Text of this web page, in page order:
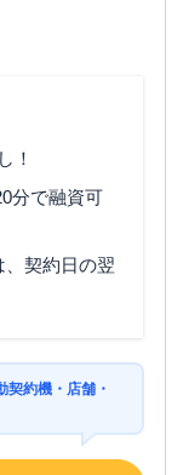
！
分で融資可
契約日の翌
契約機・店舗・